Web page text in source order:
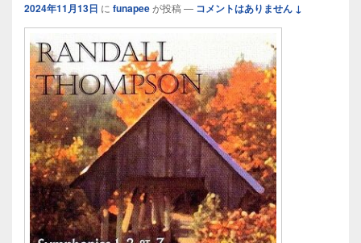
2024年11月13日 に funapeeが投稿 — コメントはありません ↓